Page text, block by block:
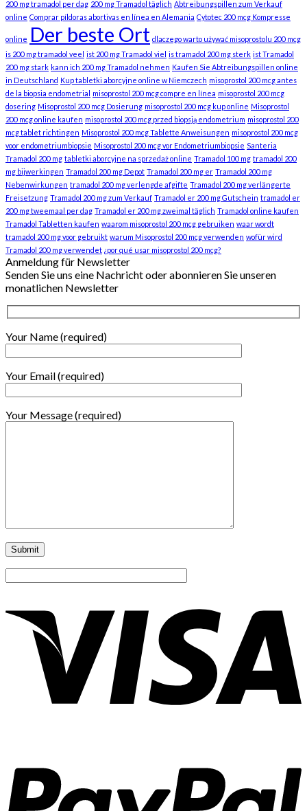
200 mg tramadol per dag 200 mg Tramadol täglich Abtreibungspillen zum Verkauf
online Comprar píldoras abortivas en línea en Alemania Cytotec 200 mcg Kompresse
online Der beste Ort dlaczego warto używać misoprostolu 200 mcg
is 200 mg tramadol veel ist 200 mg Tramadol viel is tramadol 200 mg sterk ist Tramadol
200 mg stark kann ich 200 mg Tramadol nehmen Kaufen Sie Abtreibungspillen online
in Deutschland Kup tabletki aborcyjne online w Niemczech misoprostol 200 mcg antes
de la biopsia endometrial misoprostol 200 mcg compre en línea misoprostol 200 mcg
dosering Misoprostol 200 mcg Dosierung misoprostol 200 mcg kup online Misoprostol
200 mcg online kaufen misoprostol 200 mcg przed biopsją endometrium misoprostol 200
mcg tablet richtingen Misoprostol 200 mcg Tablette Anweisungen misoprostol 200 mcg
voor endometriumbiopsie Misoprostol 200 mcg vor Endometriumbiopsie Santeria
Tramadol 200 mg tabletki aborcyjne na sprzedaż online Tramadol 100 mg tramadol 200
mg bijwerkingen Tramadol 200 mg Depot Tramadol 200 mg er Tramadol 200 mg
Nebenwirkungen tramadol 200 mg verlengde afgifte Tramadol 200 mg verlängerte
Freisetzung Tramadol 200 mg zum Verkauf Tramadol er 200 mg Gutschein tramadol er
200 mg tweemaal per dag Tramadol er 200 mg zweimal täglich Tramadol online kaufen
Tramadol Tabletten kaufen waarom misoprostol 200 mcg gebruiken waar wordt
tramadol 200 mg voor gebruikt warum Misoprostol 200 mcg verwenden wofür wird
Tramadol 200 mg verwendet ¿por qué usar misoprostol 200 mcg?
Anmeldung für Newsletter
Senden Sie uns eine Nachricht oder abonnieren Sie unseren
monatlichen Newsletter
Your Name (required)
Your Email (required)
Your Message (required)